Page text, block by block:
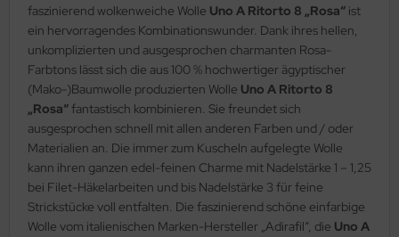
faszinierend wolkenweiche Wolle Uno A Ritorto 8 „Rosa“ ist
ein hervorragendes Kombinationswunder. Dank ihres hellen,
unkomplizierten und ausgesprochen charmanten Rosa-
Farbtons lässt sich die aus 100 % hochwertiger ägyptischer
(Mako-)Baumwolle produzierten Wolle Uno A Ritorto 8
„Rosa“fantastisch kombinieren. Sie freundet sich
ausgesprochen schnell mit allen anderen Farben und / oder
Materialien an. Die immer zum Kuscheln aufgelegte Wolle
kann ihren ganzen edel-feinen Charme mit Nadelstärke 1 – 1,25
bei Filet-Häkelarbeiten und bis Nadelstärke 3 für feine
Strickstücke voll entfalten. Die faszinierend schöne einfarbige
Wolle vom italienischen Marken-Hersteller „Adirafil“, die Uno A